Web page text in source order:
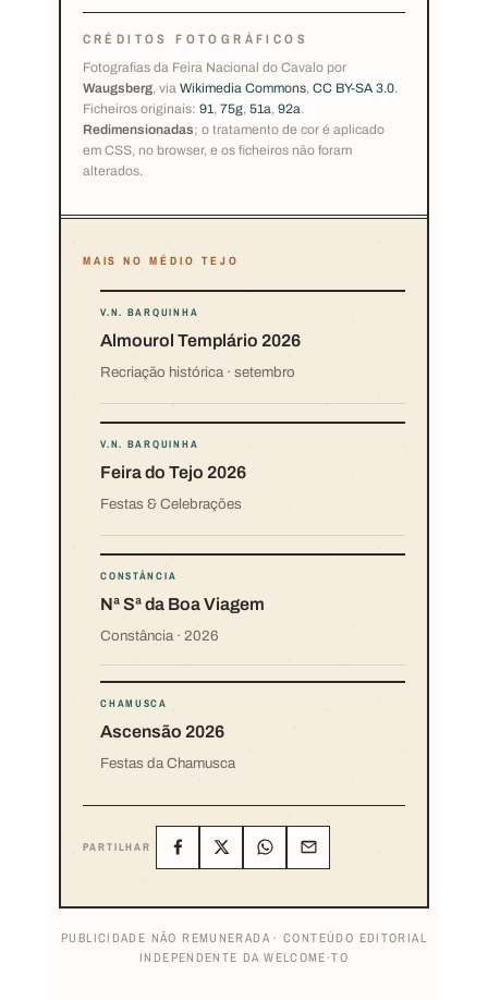
CRÉDITOS FOTOGRÁFICOS
Fotografias da Feira Nacional do Cavalo por
Waugsberg, via Wikimedia Commons, CC BY-SA 3.0.
Ficheiros originais: 91, 75g, 51a, 92a.
Redimensionadas; o tratamento de cor é aplicado
em CSS, no browser, e os ficheiros não foram
alterados.
MAIS NO MÉDIO TEJO
V.N. BARQUINHA
Almourol Templário 2026
Recriação histórica · setembro
V.N. BARQUINHA
Feira do Tejo 2026
Festas & Celebrações
CONSTÂNCIA
Nª Sª da Boa Viagem
Constância · 2026
CHAMUSCA
Ascensão 2026
Festas da Chamusca
PARTILHAR
PUBLICIDADE NÃO REMUNERADA · CONTEÚDO EDITORIAL
INDEPENDENTE DA WELCOME·TO